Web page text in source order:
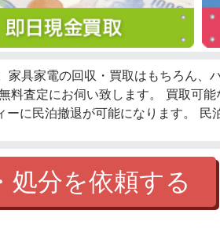
具家電の回収・買取はもちろん、
料査定にお伺い致します。 買取可
に民泊撤退が可能になります。 民
処分を依頼する